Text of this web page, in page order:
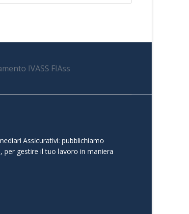
Assicurativi: pubblichiamo
gestire il tuo lavoro in maniera